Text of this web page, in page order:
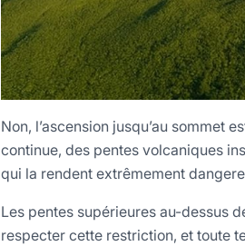
Non, l’ascension jusqu’au sommet
continue, des pentes volcaniques
qui la rendent extrêmement
Les pentes supérieures au-dessus
respecter cette restriction, et toute